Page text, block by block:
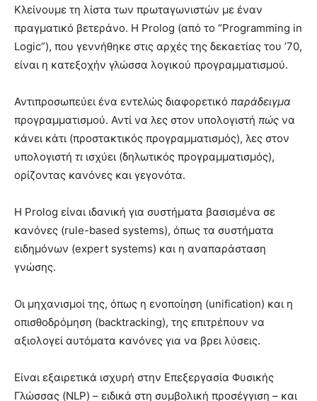
Κλείνουμε τη λίστα των πρωταγωνιστών με έναν
πραγματικό βετεράνο. Η Prolog (από το “Programming in
Logic”), που γεννήθηκε στις αρχές της δεκαετίας του ’70,
είναι η κατεξοχήν γλώσσα λογικού προγραμματισμού.
Αντιπροσωπεύει ένα εντελώς διαφορετικό παράδειγμα
προγραμματισμού. Αντί να λες στον υπολογιστή πώς να
κάνει κάτι (προστακτικός προγραμματισμός), λες στον
υπολογιστή τι ισχύει (δηλωτικός προγραμματισμός),
ορίζοντας κανόνες και γεγονότα.
Η Prolog είναι ιδανική για συστήματα βασισμένα σε
κανόνες (rule-based systems), όπως τα συστήματα
ειδημόνων (expert systems) και η αναπαράσταση
γνώσης.
Οι μηχανισμοί της, όπως η ενοποίηση (unification) και η
οπισθοδρόμηση (backtracking), της επιτρέπουν να
αξιολογεί αυτόματα κανόνες για να βρει λύσεις.
Είναι εξαιρετικά ισχυρή στην Επεξεργασία Φυσικής
Γλώσσας (NLP) – ειδικά στη συμβολική προσέγγιση – και